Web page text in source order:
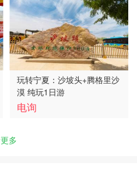
玩转宁夏：沙坡头+腾格里沙
漠 纯玩1日游
电询
多